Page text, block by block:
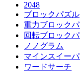
2048
ブロックパズル
重力ブロック
回転ブロック
ノノグラム
マインスイー
ワードサーチ